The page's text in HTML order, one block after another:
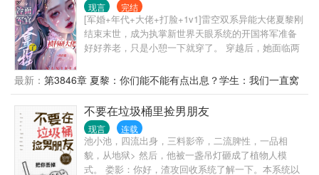
现言 完结
[军婚+年代+大佬+打脸+1v1]雷空双系异能大佬夏黎刚
结束末世，成为执掌新世界天眼系统的开国将军准备
好好养老，只是小憩一下就穿了。 穿越后，她面临两
以为是妈宝男，要么下乡去穷乡僻壤的地方当知青。
夏黎：拳头硬了！就这样的小白脸，我一拳能打一个
加强连！ 努力为首长爹官复原职，成为首长爹最贴心
的米虫小棉袄好好养老他不香吗？ 可是努力着，努力
着，夏黎回头一看。 嗯？我这军职怎么比我首长爹还
高了？ 南岛一大队来了位漂亮新知青，小姑娘一身痞
气，听说一脚就能把人踹骨折，思想不正，和她亲近
最新： 第3846章 夏黎：你们能不能有点出息？学生：我们一直窝
窝囊囊
不要在垃圾桶里捡男朋友
现言 连载
池小池，四流出身，三料影帝，二流脾性，一品相
貌，从地狱> 然后，他被一盏吊灯砸成了植物人模
式。 娄影：你好，渣攻回收系统了解一下。本系统以